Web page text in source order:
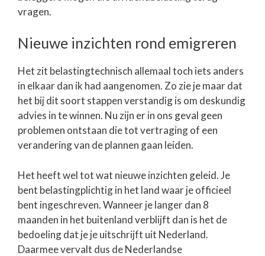
vragen.
Nieuwe inzichten rond emigreren
Het zit belastingtechnisch allemaal toch iets anders
in elkaar dan ik had aangenomen. Zo zie je maar dat
het bij dit soort stappen verstandig is om deskundig
advies in te winnen. Nu zijn er in ons geval geen
problemen ontstaan die tot vertraging of een
verandering van de plannen gaan leiden.
Het heeft wel tot wat nieuwe inzichten geleid. Je
bent belastingplichtig in het land waar je officieel
bent ingeschreven. Wanneer je langer dan 8
maanden in het buitenland verblijft dan is het de
bedoeling dat je je uitschrijft uit Nederland.
Daarmee vervalt dus de Nederlandse